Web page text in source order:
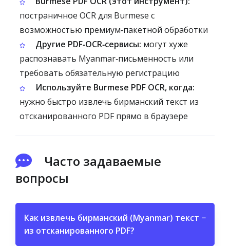
постраничное OCR для Burmese с
возможностью премиум‑пакетной обработки
Другие PDF‑OCR‑сервисы: могут хуже
распознавать Myanmar‑письменность или
требовать обязательную регистрацию
Используйте Burmese PDF OCR, когда:
нужно быстро извлечь бирманский текст из
отсканированного PDF прямо в браузере
Часто задаваемые
вопросы
Как извлечь бирманский (Myanmar) текст
из отсканированного PDF?
−